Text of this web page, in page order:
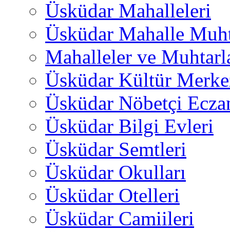
Üsküdar Mahalleleri
Üsküdar Mahalle
Mahalleler ve
Üsküdar Kültür
Üsküdar Nöbetçi
Üsküdar Bilgi Evleri
Üsküdar Semtleri
Üsküdar Okulları
Üsküdar Otelleri
Üsküdar Camiileri